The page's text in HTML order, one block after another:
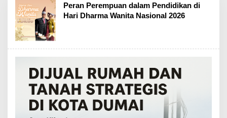
Peran Perempuan dalam Pendidikan di
Hari Dharma Wanita Nasional 2026